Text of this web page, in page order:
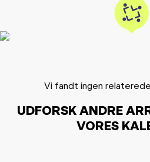
Vi fandt ingen
UDFORSK ANDRE
VORES